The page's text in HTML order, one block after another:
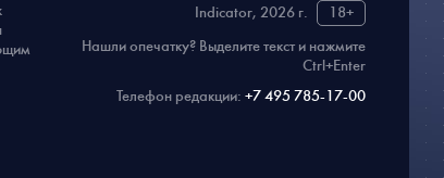
Indicator, 2026 г.
18+
Нашли опечатку? Выделите текст и нажмите
Ctrl+Enter
Телефон редакции: +7 495 785-17-00